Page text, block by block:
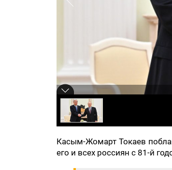
Касым-Жомарт Токаев
его и всех россиян с 81-й